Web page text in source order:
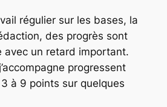
régulier sur les bases, la
des progrès sont
avec un retard important.
progressent
à 9 points sur quelques